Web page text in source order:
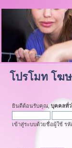
โปรโมท โฆ
ยินดีต้อนรับคุณ,บุคคลทั่ว
เข้าสู่ระบบด้วยชื่อผู้ใช้ ร